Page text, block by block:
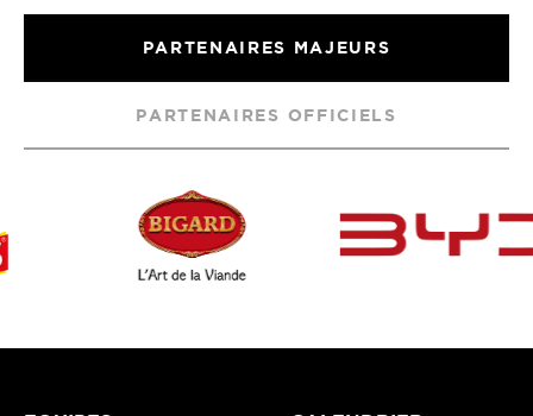
PARTENAIRES MAJEURS
PARTENAIRES OFFICIELS